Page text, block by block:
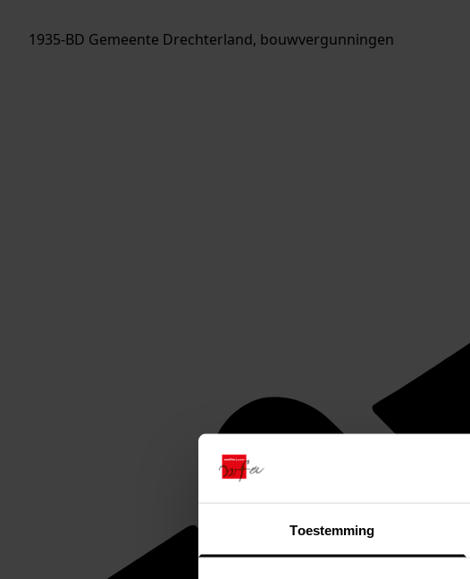
Toestemming
1935-BD Gemeente Drechterland, bouwvergunningen